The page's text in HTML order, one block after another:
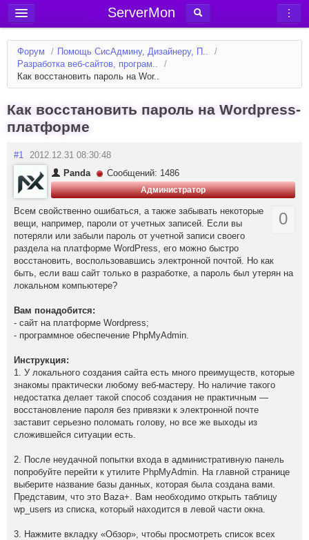
ServerMon
Добавить сервер
Мониторинг серверов
Блог
Статьи
Форум
Вход в аккаунт
Форум / Помощь СисАдмину, Дизайнеру, П..
/
Разработка веб-сайтов, програм..
/
Как восстановить пароль на Wor..
Как восстановить пароль на Wordpress-
платформе
#1 2012.12.31 08:30:48
Panda
Сообщений: 1486
Администратор
0
Всем свойственно ошибаться, а также забывать некоторые
вещи, например, пароли от учетных записей. Если вы
потеряли или забыли пароль от учетной записи своего
раздела на платформе WordPress, его можно быстро
восстановить, воспользовавшись электронной почтой. Но как
быть, если ваш сайт только в разработке, а пароль был утерян на
локальном компьютере?
Вам понадобится:
- сайт на платформе Wordpress;
- программное обеспечение PhpMyAdmin.
Инструкция:
1. У локального создания сайта есть много преимуществ, которые
знакомы практически любому веб-мастеру. Но наличие такого
недостатка делает такой способ создания не практичным —
восстановление пароля без привязки к электронной почте
заставит серьезно поломать голову, но все же выходы из
сложившейся ситуации есть.
2. После неудачной попытки входа в административную панель
попробуйте перейти к утилите PhpMyAdmin. На главной странице
выберите название базы данных, которая была создана вами.
Представим, что это Baza+. Вам необходимо открыть таблицу
wp_users из списка, который находится в левой части окна.
3. Нажмите вкладку «Обзор», чтобы просмотреть список всех